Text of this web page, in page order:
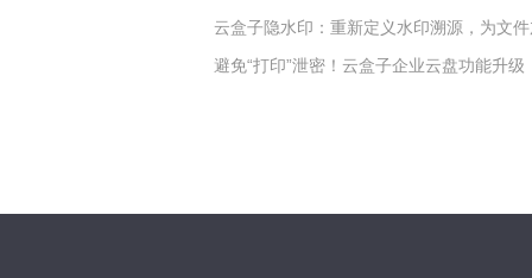
云盒子隐水印：重新定义水印溯源，为文件
避免“打印”泄密！云盒子企业云盘功能升